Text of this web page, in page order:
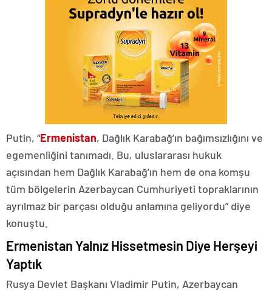
Putin, “Ermenistan, Dağlık Karabağ’ın bağımsızlığını ve
egemenliğini tanımadı. Bu, uluslararası hukuk
açısından hem Dağlık Karabağ’ın hem de ona komşu
tüm bölgelerin Azerbaycan Cumhuriyeti topraklarının
ayrılmaz bir parçası olduğu anlamına geliyordu” diye
konuştu.
Ermenistan Yalnız Hissetmesin Diye Herşeyi
Yaptık
Rusya Devlet Başkanı Vladimir Putin, Azerbaycan